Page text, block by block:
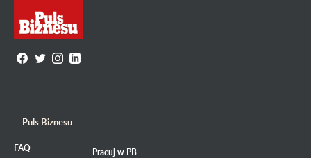
Puls Biznesu
FAQ Pracuj w PB